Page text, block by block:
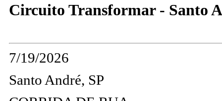
Circuito Transformar - Santo
7/19/2026
Santo André, SP